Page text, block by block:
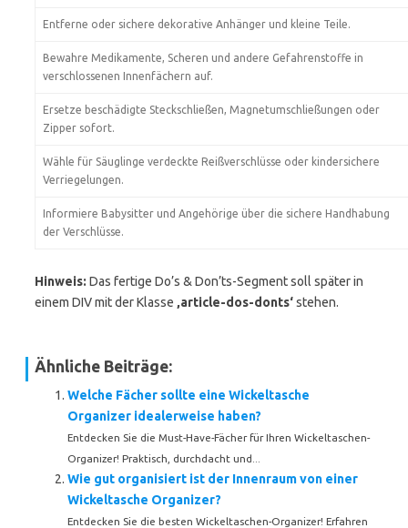
Entferne oder sichere dekorative Anhänger und kleine Teile.
Bewahre Medikamente, Scheren und andere Gefahrenstoffe in
verschlossenen Innenfächern auf.
Ersetze beschädigte Steckschließen, Magnetumschließungen oder
Zipper sofort.
Wähle für Säuglinge verdeckte Reißverschlüsse oder kindersichere
Verriegelungen.
Informiere Babysitter und Angehörige über die sichere Handhabung
der Verschlüsse.
Hinweis: Das fertige Do’s & Don’ts-Segment soll später in
einem DIV mit der Klasse ‚article-dos-donts‘stehen.
Ähnliche Beiträge:
Welche Fächer sollte eine Wickeltasche
Organizer idealerweise haben?
Entdecken Sie die Must-Have-Fächer für Ihren Wickeltaschen-
Organizer! Praktisch, durchdacht und...
Wie gut organisiert ist der Innenraum von einer
Wickeltasche Organizer?
Entdecken Sie die besten Wickeltaschen-Organizer! Erfahren